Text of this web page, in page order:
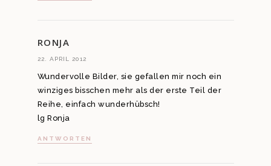
RONJA
22. APRIL 2012
Wundervolle Bilder, sie gefallen mir noch ein
winziges bisschen mehr als der erste Teil der
Reihe, einfach wunderhübsch!
lg Ronja
ANTWORTEN